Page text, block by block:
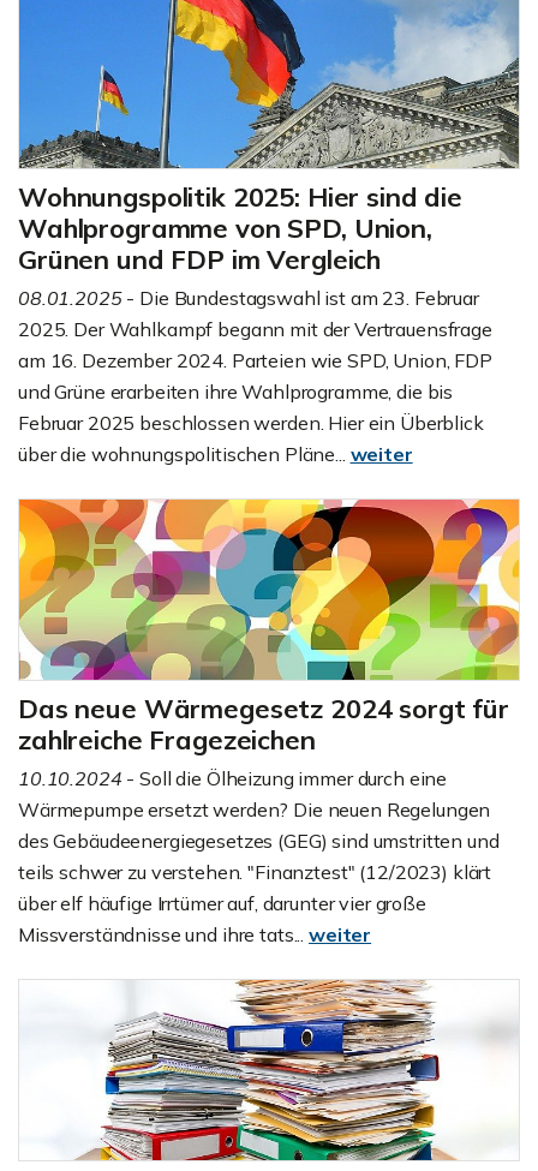
Wohnungspolitik 2025: Hier sind die
Wahlprogramme von SPD, Union,
Grünen und FDP im Vergleich
08.01.2025- Die Bundestagswahl ist am 23. Februar
2025. Der Wahlkampf begann mit der Vertrauensfrage
am 16. Dezember 2024. Parteien wie SPD, Union, FDP
und Grüne erarbeiten ihre Wahlprogramme, die bis
Februar 2025 beschlossen werden. Hier ein Überblick
über die wohnungspolitischen Pläne... weiter
Das neue Wärmegesetz 2024 sorgt für
zahlreiche Fragezeichen
10.10.2024 - Soll die Ölheizung immer durch eine
Wärmepumpe ersetzt werden? Die neuen Regelungen
des Gebäudeenergiegesetzes (GEG) sind umstritten und
teils schwer zu verstehen. "Finanztest" (12/2023) klärt
über elf häufige Irrtümer auf, darunter vier große
Missverständnisse und ihre tats... weiter